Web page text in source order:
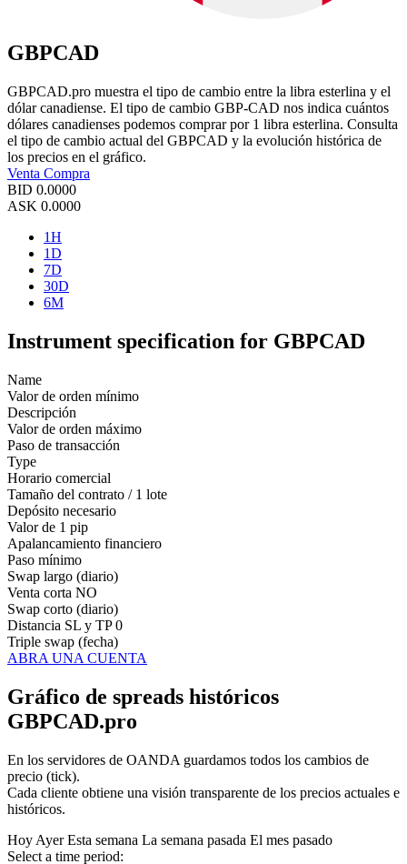
GBPCAD
GBPCAD.pro muestra el tipo de cambio entre la libra esterlina y el
dólar canadiense. El tipo de cambio GBP-CAD nos indica cuántos
dólares canadienses podemos comprar por 1 libra esterlina. Consulta
el tipo de cambio actual del GBPCAD y la evolución histórica de
los precios en el gráfico.
Venta Compra
BID 0.0000
ASK 0.0000
1H
1D
7D
30D
6M
Instrument specification for GBPCAD
Name
Valor de orden mínimo
Descripción
Valor de orden máximo
Paso de transacción
Type
Horario comercial
Tamaño del contrato / 1 lote
Depósito necesario
Valor de 1 pip
Apalancamiento financiero
Paso mínimo
Swap largo (diario)
Venta corta NO
Swap corto (diario)
Distancia SL y TP 0
Triple swap (fecha)
ABRA UNA CUENTA
Gráfico de spreads históricos
GBPCAD.pro
En los servidores de OANDA guardamos todos los cambios de
precio (tick).
Cada cliente obtiene una visión transparente de los precios actuales e
históricos.
Hoy AyerEsta semana La semana pasada El mes pasado
Select a time period: